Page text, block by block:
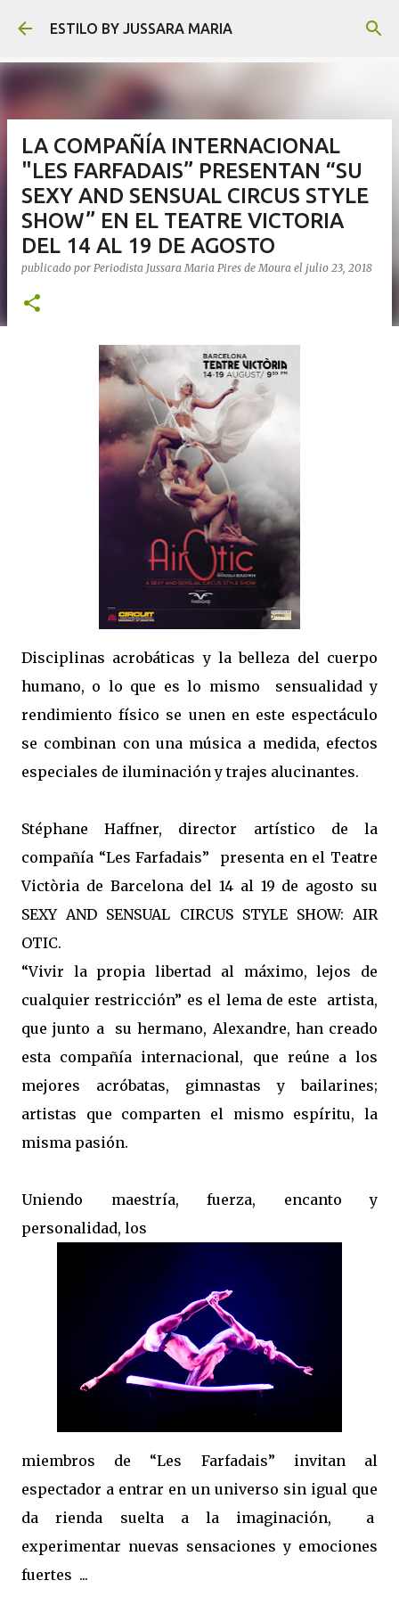
Ir al contenido principal
ESTILO BY JUSSARA MARIA
LA COMPAÑÍA INTERNACIONAL
"LES FARFADAIS” PRESENTAN “SU
SEXY AND SENSUAL CIRCUS STYLE
SHOW” EN EL TEATRE VICTORIA
DEL 14 AL 19 DE AGOSTO
publicado por Periodista Jussara Maria Pires de Moura el julio 23, 2018
Disciplinas acrobáticas y la belleza del cuerpo
humano, o lo que es lo mismo sensualidad y
rendimiento físico se unen en este espectáculo
se combinan con una música a medida, efectos
especiales de iluminación y trajes alucinantes.
Stéphane Haffner, director artístico de la
compañía “Les Farfadais” presenta en el Teatre
Victòria de Barcelona del 14 al 19 de agosto su
SEXY AND SENSUAL CIRCUS STYLE SHOW: AIR
OTIC.
“Vivir la propia libertad al máximo, lejos de
cualquier restricción” es el lema de este artista,
que junto a su hermano, Alexandre, han creado
esta compañía internacional, que reúne a los
mejores acróbatas, gimnastas y bailarines;
artistas que comparten el mismo espíritu, la
misma pasión.
Uniendo maestría, fuerza, encanto y
personalidad, los
miembros de “Les Farfadais” invitan al
espectador a entrar en un universo sin igual que
da rienda suelta a la imaginación, a
experimentar nuevas sensaciones y emociones
fuertes ...